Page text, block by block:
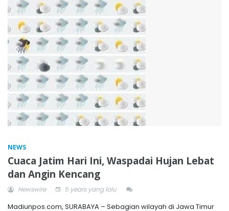
NEWS
Cuaca Jatim Hari Ini, Waspadai Hujan Lebat
dan Angin Kencang
Newswire 5 years yang lalu
Madiunpos.com, SURABAYA – Sebagian wilayah di Jawa Timur